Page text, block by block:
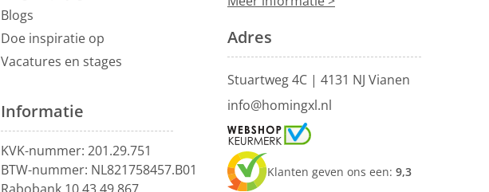
Blogs
Doe inspiratie op
Vacatures en stages
Informatie
KVK-nummer: 201.29.751
BTW-nummer: NL821758457.B01
Adres
Stuartweg 4C | 4131 NJ Vianen
info@homingxl.nl
Klanten geven ons een: 9,3